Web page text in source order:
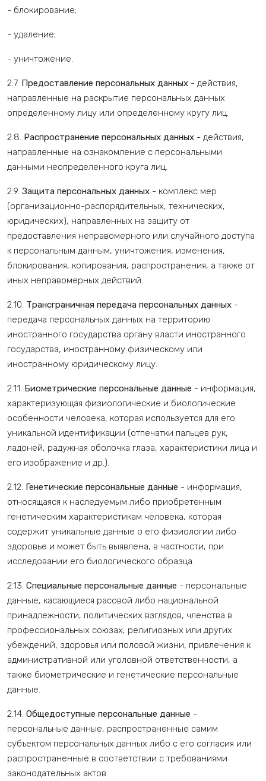
- блокирование;
- удаление;
- уничтожение.
2.7. Предоставление персональных данных - действия,
направленные на раскрытие персональных данных
определенному лицу или определенному кругу лиц.
2.8. Распространение персональных данных - действия,
направленные на ознакомление с персональными
данными неопределенного круга лиц.
2.9. Защита персональных данных - комплекс мер
(организационно-распорядительных, технических,
юридических), направленных на защиту от
предоставления неправомерного или случайного доступа
к персональным данным, уничтожения, изменения,
блокирования, копирования, распространения, а также от
иных неправомерных действий.
2.10. Трансграничная передача персональных данных -
передача персональных данных на территорию
иностранного государства органу власти иностранного
государства, иностранному физическому или
иностранному юридическому лицу.
2.11. Биометрические персональные данные - информация,
характеризующая физиологические и биологические
особенности человека, которая используется для его
уникальной идентификации (отпечатки пальцев рук,
ладоней, радужная оболочка глаза, характеристики лица и
его изображение и др.).
2.12. Генетические персональные данные - информация,
относящаяся к наследуемым либо приобретенным
генетическим характеристикам человека, которая
содержит уникальные данные о его физиологии либо
здоровье и может быть выявлена, в частности, при
исследовании его биологического образца.
2.13. Специальные персональные данные - персональные
данные, касающиеся расовой либо национальной
принадлежности, политических взглядов, членства в
профессиональных союзах, религиозных или других
убеждений, здоровья или половой жизни, привлечения к
административной или уголовной ответственности, а
также биометрические и генетические персональные
данные.
2.14. Общедоступные персональные данные -
персональные данные, распространенные самим
субъектом персональных данных либо с его согласия или
распространенные в соответствии с требованиями
законодательных актов.